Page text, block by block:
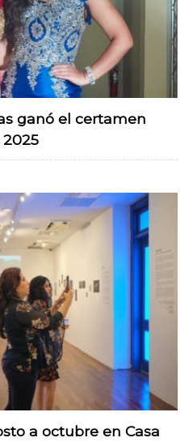
ganó el certamen
a octubre en Casa